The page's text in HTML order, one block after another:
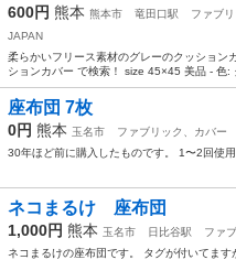
600円 熊本 熊本市 竜田口駅
ファブ
JAPAN
柔らかいフリース素材のグレーのクッション
ションカバー で検索！ size 45×45 美品 - 色:
座布団 7枚
0円 熊本 玉名市
ファブリック、カバー
30年ほど前に購入したものです。 1〜2回使
ネコまるけ 座布団
1,000円 熊本 玉名市 日比谷駅
ファ
ネコまるけの座布団です。 タグが付いてます